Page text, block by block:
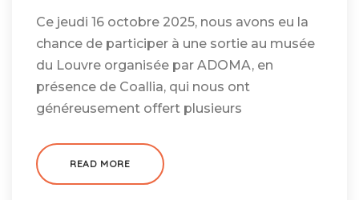
Ce jeudi 16 octobre 2025, nous avons eu la
chance de participer à une sortie au musée
du Louvre organisée par ADOMA, en
présence de Coallia, qui nous ont
généreusement offert plusieurs
READ MORE